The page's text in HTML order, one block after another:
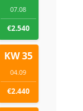
07.08
€2.540
KW 35
04.09
€2.440